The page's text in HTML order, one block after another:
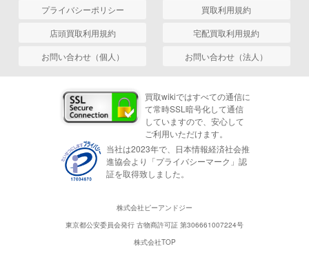
プライバシーポリシー
買取利用規約
店頭買取利用規約
宅配買取利用規約
お問い合わせ（個人）
お問い合わせ（法人）
買取wikiではすべての通信に
て常時SSL暗号化して通信
していますので、安心して
ご利用いただけます。
当社は2023年で、日本情報経済社会推
進協会より「プライバシーマーク」認
証を取得致しました。
株式会社ピーアンドジー
東京都公安委員会発行 古物商許可証 第306661007224号
株式会社TOP